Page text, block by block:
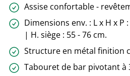
Assise confortable -
Dimensions env. : L x H x P
| H. siège : 55 - 76 cm.
Structure en métal finition
Tabouret de bar pivotant à